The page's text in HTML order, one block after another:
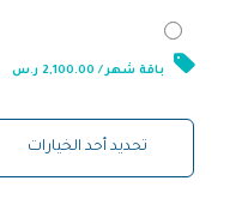
باقة شهر / 2,100.00 ر.س
تحديد أحد الخيارات